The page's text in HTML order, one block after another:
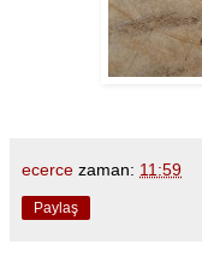
ecerce zaman: 11:59
Paylaş